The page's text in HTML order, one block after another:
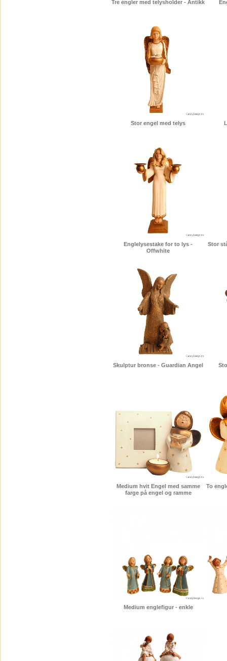
Tre engler med telysholder - Antikk
Stor engel med telys
Englelysestake for to lys -
Offwhite
Stor
Skulptur bronse - Guardian Angel
Medium hvit Engel med samme
farge på engel og ramme
To
Medium englefigur - enkle